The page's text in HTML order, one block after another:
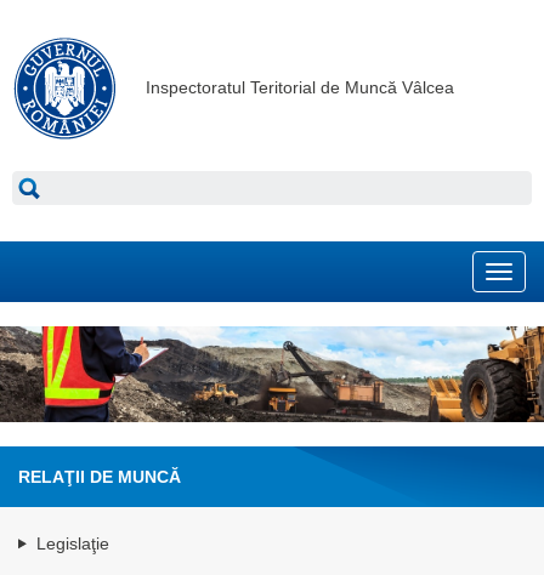
Inspectoratul Teritorial de Muncă Vâlcea
RELAŢII DE MUNCĂ
Legislaţie